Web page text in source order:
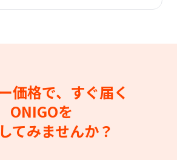
価格で、すぐ届く
ONIGOを
てみませんか？